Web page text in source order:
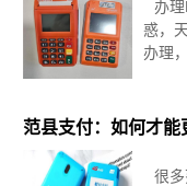
办
惑，
办理
尝试
范县支付：如何才
很